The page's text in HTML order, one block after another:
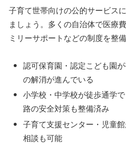
子育て世帯向けの公的サービス
ましょう。多くの自治体で医療
ミリーサポートなどの制度を整
認可保育園・認定こども園
の解消が進んでいる
小学校・中学校が徒歩通学
路の安全対策も整備済み
子育て支援センター・児童
相談も可能